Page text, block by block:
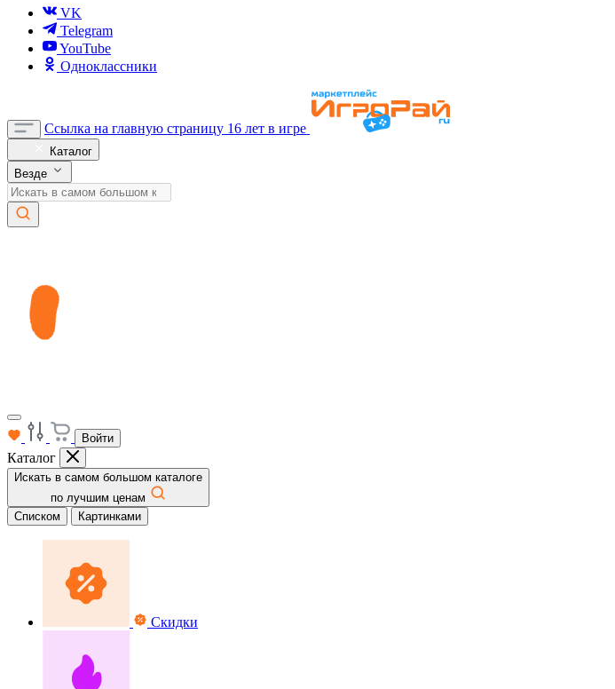
VK
Telegram
YouTube
Одноклассники
Ссылка на главную страницу 16 лет в игре
Каталог
Везде
Войти
Каталог
Искать в самом большом каталоге
по лучшим ценам
Списком
Картинками
Скидки